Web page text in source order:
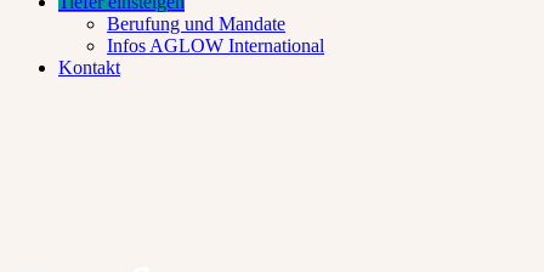
Berufung und Mandate
Infos AGLOW International
Kontakt